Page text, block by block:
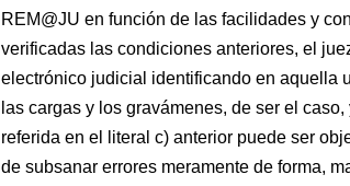
REM@JU en función de las facilidades y
verificadas las condiciones anteriores, el
electrónico judicial identificando en aquella
las cargas y los gravámenes, de ser el
referida en el literal c) anterior puede ser
de subsanar errores meramente de forma,